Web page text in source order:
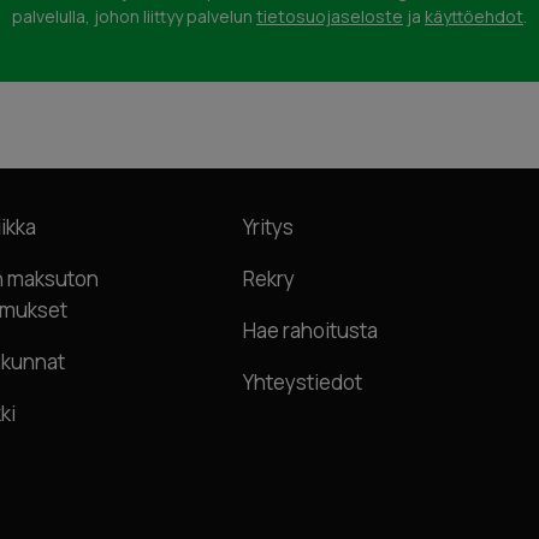
palvelulla, johon liittyy palvelun tietosuojaseloste ja käyttöehdot.
maksuton
Yritys
Rekry
Hae rahoitusta
Yhteystiedot